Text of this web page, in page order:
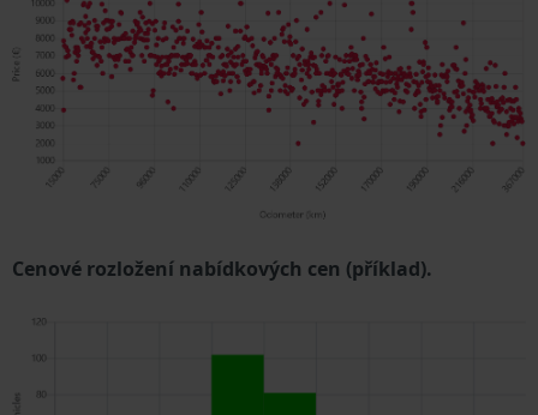
Cenové rozložení nabídkových cen (příklad).